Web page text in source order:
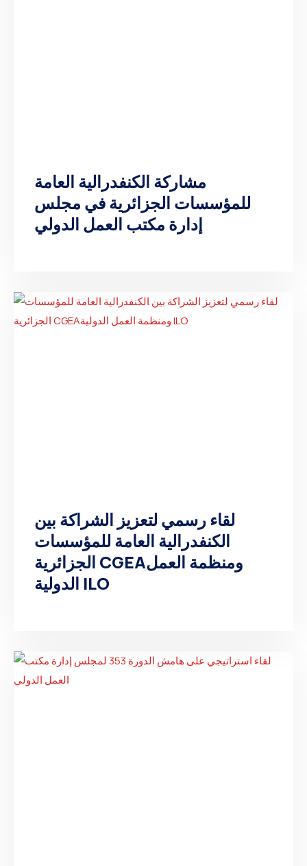
مشاركة الكنفدرالية العامة
للمؤسسات الجزائرية في مجلس
إدارة مكتب العمل الدولي
لقاء رسمي لتعزيز الشراكة بين
الكنفدرالية العامة للمؤسسات
الجزائرية CGEAومنظمة العمل
الدولية ILO